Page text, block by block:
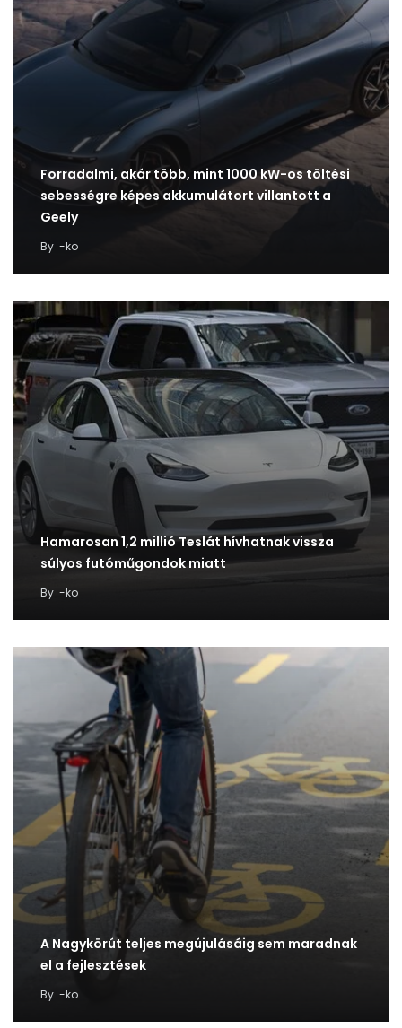
Forradalmi, akár több, mint 1000 kW-os töltési
sebességre képes akkumulátort villantott a
Geely
By -ko
Hamarosan 1,2 millió Teslát hívhatnak vissza
súlyos futóműgondok miatt
By -ko
A Nagykörút teljes megújulásáig sem maradnak
el a fejlesztések
By -ko